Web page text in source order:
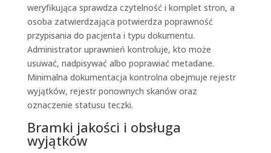
weryfikująca sprawdza czytelność i komplet stron, a
osoba zatwierdzająca potwierdza poprawność
przypisania do pacjenta i typu dokumentu.
Administrator uprawnień kontroluje, kto może
usuwać, nadpisywać albo poprawiać metadane.
Minimalna dokumentacja kontrolna obejmuje rejestr
wyjątków, rejestr ponownych skanów oraz
oznaczenie statusu teczki.
Bramki jakości i obsługa
wyjątków